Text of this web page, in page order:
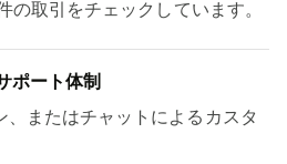
の取引をチェックしています。
ポート体制
、またはチャットによるカスタ